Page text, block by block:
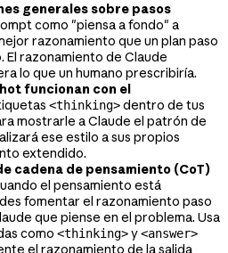
generales sobre pasos
como "piensa a fondo" a
razonamiento que un plan paso
El razonamiento de Claude
lo que un humano prescribiría.
funcionan con el
<thinking>dentro de tus
mostrarle a Claude el patrón de
ese estilo a sus propios
extendido.
cadena de pensamiento (CoT)
el pensamiento está
fomentar el razonamiento paso
que piense en el problema. Usa
como <thinking>y<answer>
el razonamiento de la salida